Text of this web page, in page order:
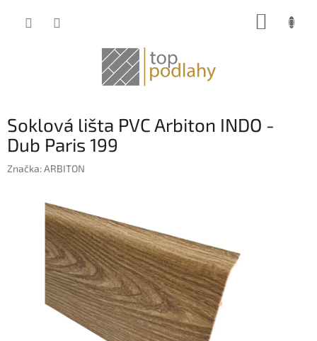
Soklová lišta PVC Arbiton INDO -
Dub Paris 199
Značka:ARBITON